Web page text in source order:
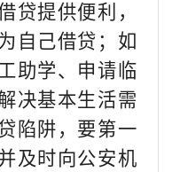
贷提供便利，
自己借贷；如
助学、申请临
决基本生活需
陷阱，要第一
及时向公安机